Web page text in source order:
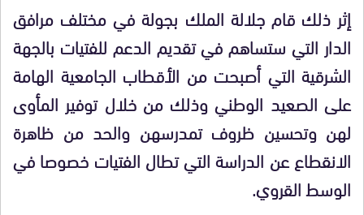
إثر ذلك قام جلالة الملك بجولة في مختلف مرافق
الدار التي ستساهم في تقديم الدعم للفتيات بالجهة
الشرقية التي أصبحت من الأقطاب الجامعية الهامة
على الصعيد الوطني وذلك من خلال توفير المأوى
لهن وتحسين ظروف تمدرسهن والحد من ظاهرة
الانقطاع عن الدراسة التي تطال الفتيات خصوصا في
الوسط القروي.